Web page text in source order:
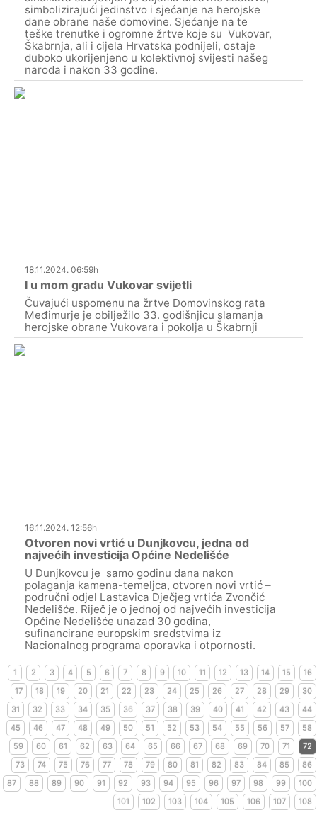
simbolizirajući jedinstvo i sjećanje na herojske
dane obrane naše domovine. Sjećanje na te
teške trenutke i ogromne žrtve koje su Vukovar,
Škabrnja, ali i cijela Hrvatska podnijeli, ostaje
duboko ukorijenjeno u kolektivnoj svijesti našeg
naroda i nakon 33 godine.
18.11.2024. 06:59h
I u mom gradu Vukovar svijetli
Čuvajući uspomenu na žrtve Domovinskog rata
Međimurje je obilježilo 33. godišnjicu slamanja
herojske obrane Vukovara i pokolja u Škabrnji
16.11.2024. 12:56h
Otvoren novi vrtić u Dunjkovcu, jedna od
najvećih investicija Općine Nedelišće
U Dunjkovcu je samo godinu dana nakon
polaganja kamena-temeljca, otvoren novi vrtić –
područni odjel Lastavica Dječjeg vrtića Zvončić
Nedelišće. Riječ je o jednoj od najvećih investicija
Općine Nedelišće unazad 30 godina,
sufinancirane europskim sredstvima iz
Nacionalnog programa oporavka i otpornosti.
1 2 3 4 5 6 7 8 9 10 11 12 13 14 15
16
17
18 19 20 21 22 23 24 25 26 27 28 29
30
31
32 33 34 35 36 37 38 39 40 41 42 43
44
45
46 47 48 49 50 51 52 53 54 55 56 57
58
59
60 61 62 63 64 65 66 67 68 69 70 71
72
73
74 75 76 77 78 79 80 81 82 83 84 85
86
87
88 89 90 91 92 93 94 95 96 97 98 99
100
101
102 103 104 105 106 107 108